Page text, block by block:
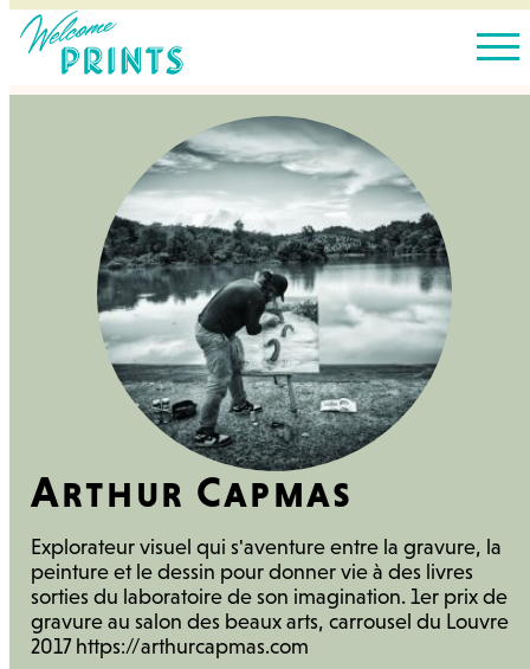
Arthur Capmas
Explorateur visuel qui s'aventure entre la gravure, la
peinture et le dessin pour donner vie à des livres
sorties du laboratoire de son imagination. 1er prix de
gravure au salon des beaux arts, carrousel du Louvre
2017 https://arthurcapmas.com